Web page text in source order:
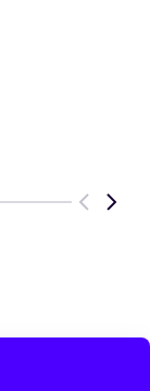
Previous
Next